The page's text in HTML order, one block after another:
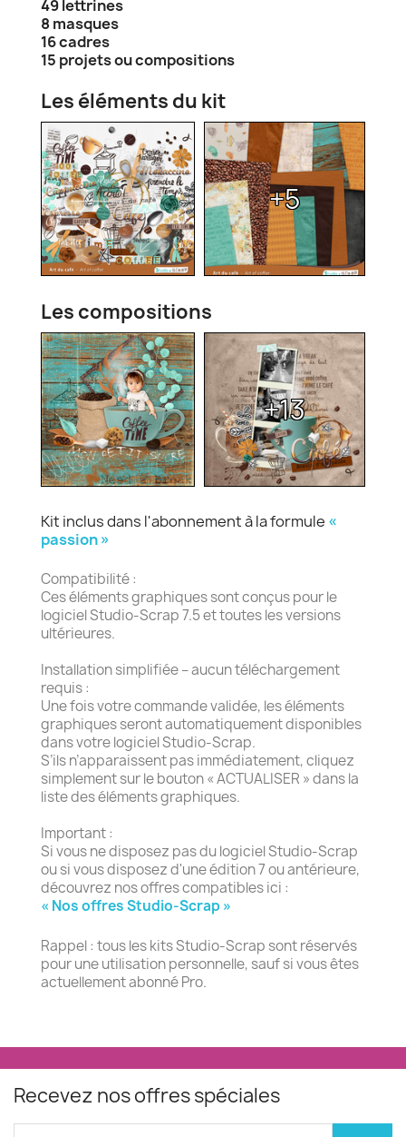
49 lettrines
8 masques
16 cadres
15 projets ou compositions
Les éléments du kit
+5
Les compositions
+13
Kit inclus dans l'abonnement à la formule «
passion »
Compatibilité :
Ces éléments graphiques sont conçus pour le
logiciel Studio-Scrap 7.5 et toutes les versions
ultérieures.
Installation simplifiée – aucun téléchargement
requis :
Une fois votre commande validée, les éléments
graphiques seront automatiquement disponibles
dans votre logiciel Studio-Scrap.
S’ils n’apparaissent pas immédiatement, cliquez
simplement sur le bouton « ACTUALISER » dans la
liste des éléments graphiques.
Important :
Si vous ne disposez pas du logiciel Studio-Scrap
ou si vous disposez d'une édition 7 ou antérieure,
découvrez nos offres compatibles ici :
« Nos offres Studio-Scrap »
Rappel : tous les kits Studio-Scrap sont réservés
pour une utilisation personnelle, sauf si vous êtes
actuellement abonné Pro.
Recevez nos offres spéciales